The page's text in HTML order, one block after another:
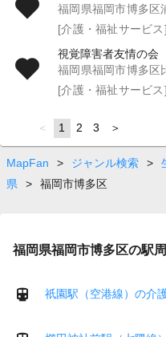
福岡県福岡市博多区
[介護・福祉サービス]
視覚障害者友情の会
福岡県福岡市博多区
[介護・福祉サービス]
page
You're
on
page
1 page
2 page
3 page
MapFan > ジャンル検索 >
県
> 福岡市博多区
福岡県福岡市博多区の駅
祇園駅（空港線）の介